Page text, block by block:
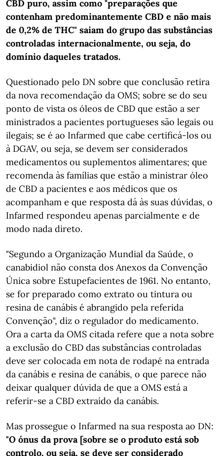
CBD puro, assim como "preparações que
contenham predominantemente CBD e não mais
de 0,2% de THC" saiam do grupo das substâncias
controladas internacionalmente, ou seja, do
domínio daqueles tratados.
Questionado pelo DN sobre que conclusão retira
da nova recomendação da OMS; sobre se do seu
ponto de vista os óleos de CBD que estão a ser
ministrados a pacientes portugueses são legais ou
ilegais; se é ao Infarmed que cabe certificá-los ou
à DGAV, ou seja, se devem ser considerados
medicamentos ou suplementos alimentares; que
recomenda às famílias que estão a ministrar óleo
de CBD a pacientes e aos médicos que os
acompanham e que resposta dá às suas dúvidas, o
Infarmed respondeu apenas parcialmente e de
modo nada direto.
"Segundo a Organização Mundial da Saúde, o
canabidiol não consta dos Anexos da Convenção
Única sobre Estupefacientes de 1961. No entanto,
se for preparado como extrato ou tintura ou
resina de canábis é abrangido pela referida
Convenção", diz o regulador do medicamento.
Ora a carta da OMS citada refere que a nota sobre
a exclusão do CBD das substâncias controladas
deve ser colocada em nota de rodapé na entrada
da canábis e resina de canábis, o que parece não
deixar qualquer dúvida de que a OMS está a
referir-se a CBD extraído da canábis.
Mas prossegue o Infarmed na sua resposta ao DN:
"O ónus da prova [sobre se o produto está sob
controlo, ou seja, se deve ser considerado